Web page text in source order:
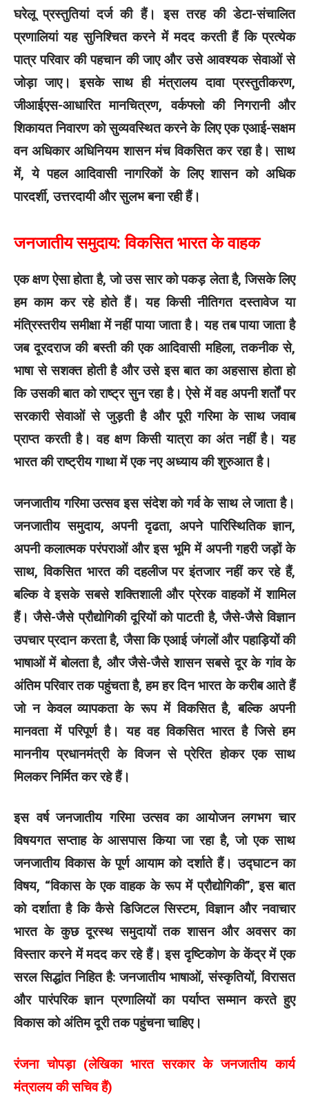
घरेलू प्रस्तुतियां दर्ज की हैं। इस तरह की डेटा-संचालित
प्रणालियां यह सुनिश्चित करने में मदद करती हैं कि प्रत्येक
पात्र परिवार की पहचान की जाए और उसे आवश्यक सेवाओं से
जोड़ा जाए। इसके साथ ही मंत्रालय दावा प्रस्तुतीकरण,
जीआईएस-आधारित मानचित्रण, वर्कफ्लो की निगरानी और
शिकायत निवारण को सुव्यवस्थित करने के लिए एक एआई-सक्षम
वन अधिकार अधिनियम शासन मंच विकसित कर रहा है। साथ
में, ये पहल आदिवासी नागरिकों के लिए शासन को अधिक
पारदर्शी, उत्तरदायी और सुलभ बना रही हैं।
जनजातीय समुदाय: विकसित भारत के वाहक
एक क्षण ऐसा होता है, जो उस सार को पकड़ लेता है, जिसके लिए
हम काम कर रहे होते हैं। यह किसी नीतिगत दस्तावेज या
मंत्रिस्तरीय समीक्षा में नहीं पाया जाता है। यह तब पाया जाता है
जब दूरदराज की बस्ती की एक आदिवासी महिला, तकनीक से,
भाषा से सशक्त होती है और उसे इस बात का अहसास होता हो
कि उसकी बात को राष्ट्र सुन रहा है। ऐसे में वह अपनी शर्तों पर
सरकारी सेवाओं से जुड़ती है और पूरी गरिमा के साथ जवाब
प्राप्त करती है। वह क्षण किसी यात्रा का अंत नहीं है। यह
भारत की राष्ट्रीय गाथा में एक नए अध्याय की शुरुआत है।
जनजातीय गरिमा उत्सव इस संदेश को गर्व के साथ ले जाता है।
जनजातीय समुदाय, अपनी दृढता, अपने पारिस्थितिक ज्ञान,
अपनी कलात्मक परंपराओं और इस भूमि में अपनी गहरी जड़ों के
साथ, विकसित भारत की दहलीज पर इंतजार नहीं कर रहे हैं,
बल्कि वे इसके सबसे शक्तिशाली और प्रेरक वाहकों में शामिल
हैं। जैसे-जैसे प्रौद्योगिकी दूरियों को पाटती है, जैसे-जैसे विज्ञान
उपचार प्रदान करता है, जैसा कि एआई जंगलों और पहाड़ियों की
भाषाओं में बोलता है, और जैसे-जैसे शासन सबसे दूर के गांव के
अंतिम परिवार तक पहुंचता है, हम हर दिन भारत के करीब आते हैं
जो न केवल व्यापकता के रूप में विकसित है, बल्कि अपनी
मानवता में परिपूर्ण है। यह वह विकसित भारत है जिसे हम
माननीय प्रधानमंत्री के विजन से प्रेरित होकर एक साथ
मिलकर निर्मित कर रहे हैं।
इस वर्ष जनजातीय गरिमा उत्सव का आयोजन लगभग चार
विषयगत सप्ताह के आसपास किया जा रहा है, जो एक साथ
जनजातीय विकास के पूर्ण आयाम को दर्शाते हैं। उद्घाटन का
विषय, “विकास के एक वाहक के रूप में प्रौद्योगिकी”, इस बात
को दर्शाता है कि कैसे डिजिटल सिस्टम, विज्ञान और नवाचार
भारत के कुछ दूरस्थ समुदायों तक शासन और अवसर का
विस्तार करने में मदद कर रहे हैं। इस दृष्टिकोण के केंद्र में एक
सरल सिद्धांत निहित है: जनजातीय भाषाओं, संस्कृतियों, विरासत
और पारंपरिक ज्ञान प्रणालियों का पर्याप्त सम्मान करते हुए
विकास को अंतिम दूरी तक पहुंचना चाहिए।
रंजना चोपड़ा (लेखिका भारत सरकार के जनजातीय कार्य
मंत्रालय की सचिव हैं)